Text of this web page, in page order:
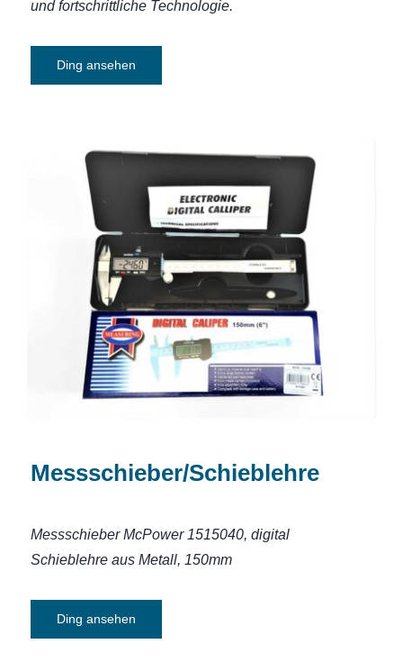
und fortschrittliche Technologie.
Ding ansehen
Messschieber/Schieblehre
Messschieber/Schieblehre
Messschieber McPower 1515040,digital
Schieblehre aus Metall, 150mm
Ding ansehen